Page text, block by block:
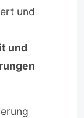
und
und